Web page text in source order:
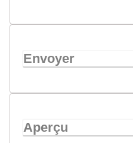
Envoyer
Aperçu